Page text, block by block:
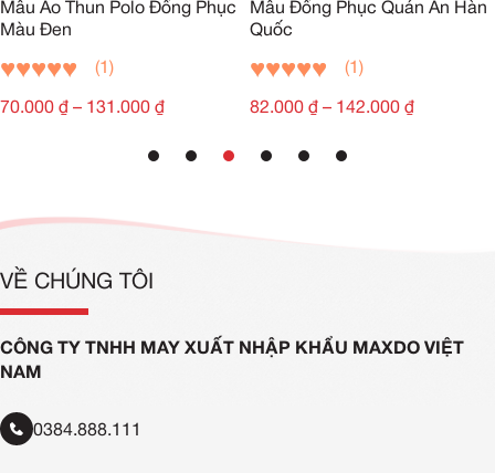
Mẫu Áo Thun Polo Đồng Phục
Màu Đen
(1)
70.000 ₫ – 131.000 ₫
Mẫu Đồng Phục Quán Ăn Hàn
Quốc
(1)
82.000 ₫ – 142.000 ₫
VỀ CHÚNG TÔI
CÔNG TY TNHH MAY XUẤT NHẬP KHẨU MAXDO VIỆT
NAM
0384.888.111